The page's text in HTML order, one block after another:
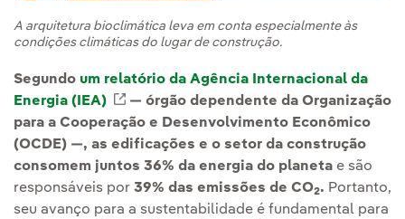
A arquitetura bioclimática leva em conta especialmente às
condições climáticas do lugar de construção.
Segundo um relatório da Agência Internacional da
Energia (IEA)
Link externo, abra em uma nova aba.
— órgão dependente da Organização
para a Cooperação e Desenvolvimento Econômico
(OCDE) —, as edificações e o setor da construção
consomem juntos 36% da energia do planeta e são
responsáveis por 39% das emissões de CO2. Portanto,
seu avanço para a sustentabilidade é fundamental para